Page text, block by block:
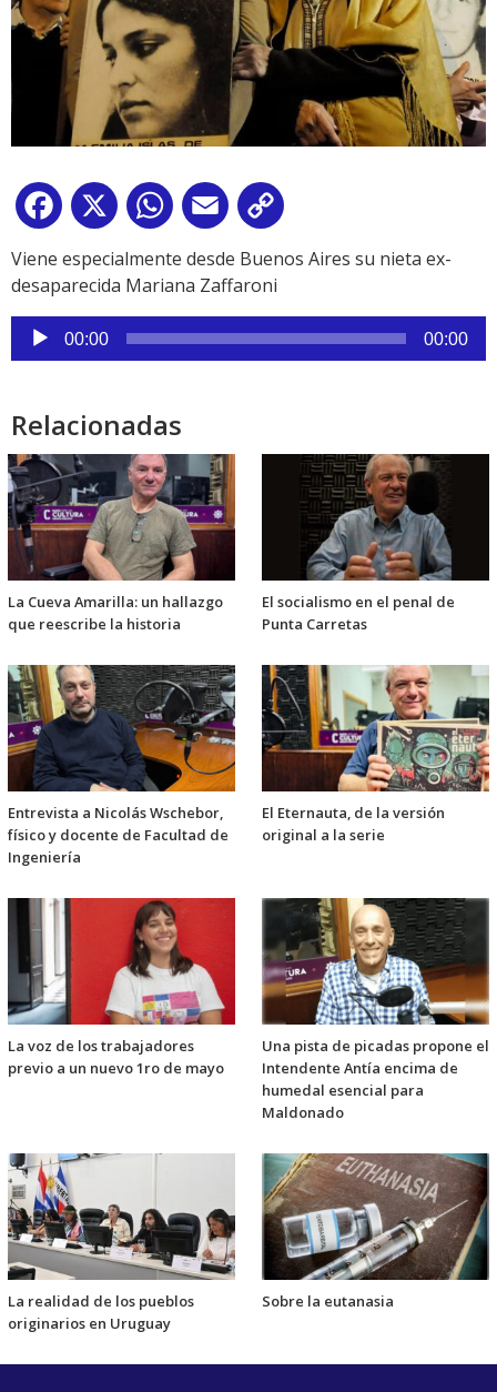
Facebook
X WhatsApp
Email
Link
Viene especialmente desde Buenos Aires su nieta ex-
desaparecida Mariana Zaffaroni
Reproductor
de
00:00 00:00
Relacionadas
La Cueva Amarilla: un hallazgo
que reescribe la historia
El socialismo en el penal de
Punta Carretas
Entrevista a Nicolás Wschebor,
físico y docente de Facultad de
Ingeniería
El Eternauta, de la versión
original a la serie
La voz de los trabajadores
previo a un nuevo 1ro de mayo
Una pista de picadas propone el
Intendente Antía encima de
humedal esencial para
Maldonado
La realidad de los pueblos
originarios en Uruguay
Sobre la eutanasia